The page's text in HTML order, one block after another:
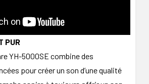
PUR
YH-5000SE combine des
pour créer un son d’une qualité